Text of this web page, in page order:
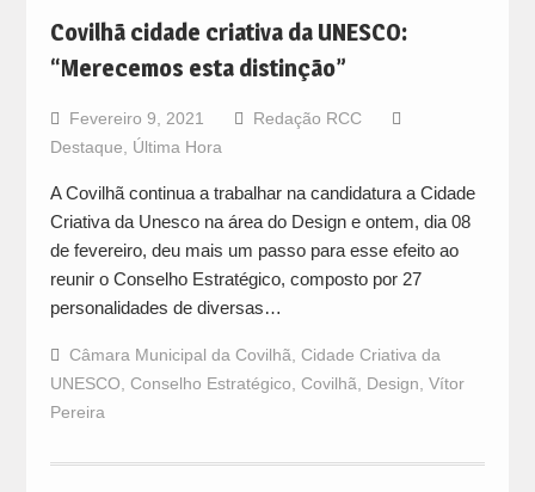
Covilhã cidade criativa da UNESCO:
“Merecemos esta distinção”
Fevereiro 9, 2021
Redação RCC
Destaque, Última Hora
A Covilhã continua a trabalhar na candidatura a Cidade
Criativa da Unesco na área do Design e ontem, dia 08
de fevereiro, deu mais um passo para esse efeito ao
reunir o Conselho Estratégico, composto por 27
personalidades de diversas…
Câmara Municipal da Covilhã, Cidade Criativa da
UNESCO, Conselho Estratégico, Covilhã, Design, Vítor
Pereira